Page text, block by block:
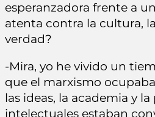
esperanzadora frente a
atenta contra la cultura,
verdad?
-Mira, yo he vivido un
que el marxismo
las ideas, la academia y
intelectuales estaban